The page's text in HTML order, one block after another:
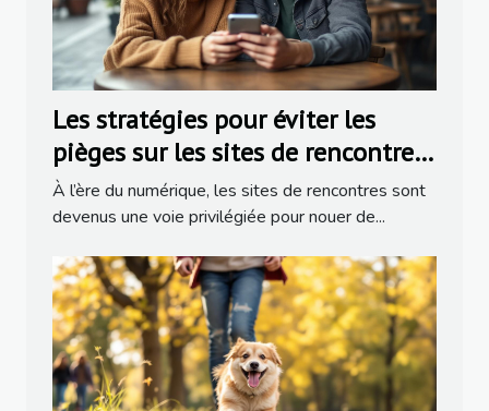
Les stratégies pour éviter les
pièges sur les sites de rencontres
populaires
À l’ère du numérique, les sites de rencontres sont
devenus une voie privilégiée pour nouer de...